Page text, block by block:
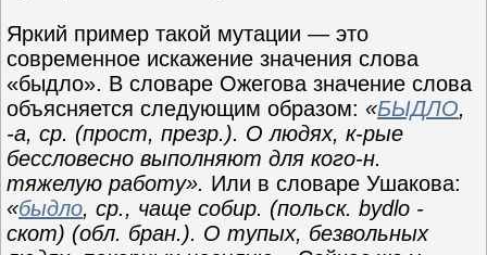
Яркий пример такой мутации — это
современное искажение значения слова
«быдло». В словаре Ожегова значение слова
объясняется следующим образом: «БЫДЛО,
-а, ср. (прост, презр.). О людях, к-рые
бессловесно выполняют для кого-н.
тяжелую работу». Или в словаре Ушакова:
«быдло, ср., чаще собир. (польск. bydlo -
скот) (обл. бран.). О тупых, безвольных